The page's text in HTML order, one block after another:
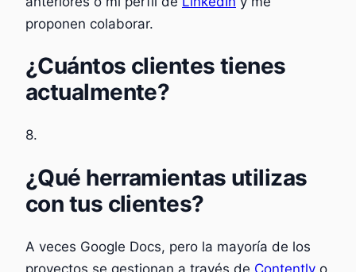
proponen colaborar.
¿Cuántos clientes tienes
actualmente?
8.
¿Qué herramientas utilizas
con tus clientes?
A veces Google Docs, pero la mayoría de los
proyectos se gestionan a través de Contently o